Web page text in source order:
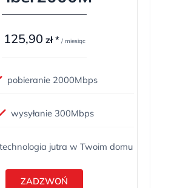
125,90 zł * / miesiąc
pobieranie 2000Mbps
wysyłanie 300Mbps
jutra w Twoim domu
ZADZWOŃ